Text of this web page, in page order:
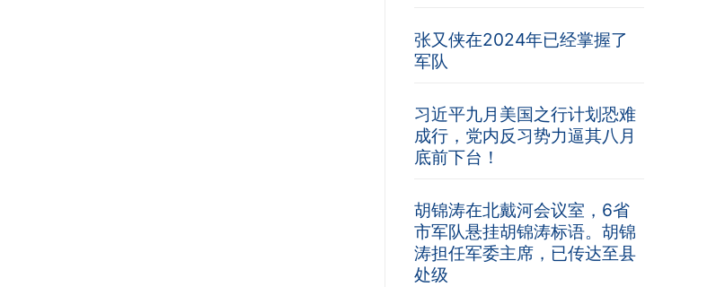
张又侠在2024年已经掌握了
军队
习近平九月美国之行计划恐难
成行，党内反习势力逼其八月
底前下台！
胡锦涛在北戴河会议室，6省
市军队悬挂胡锦涛标语。胡锦
涛担任军委主席，已传达至县
处级